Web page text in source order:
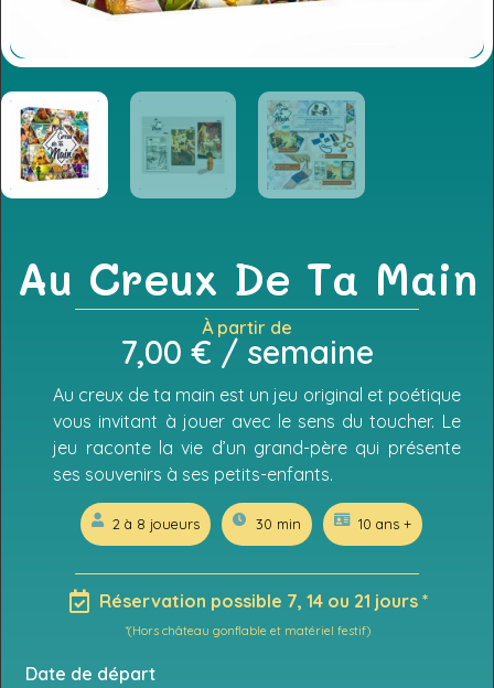
Au Creux De Ta Main
À partir de
7,00 € / semaine
Au creux de ta main est un jeu original et poétique
vous invitant à jouer avec le sens du toucher. Le
jeu raconte la vie d’un grand-père qui présente
ses souvenirs à ses petits-enfants.
2 à 8 joueurs 30 min 10 ans +
Réservation possible 7, 14 ou 21 jours *
*(Hors château gonflable et matériel festif)
Date de départ